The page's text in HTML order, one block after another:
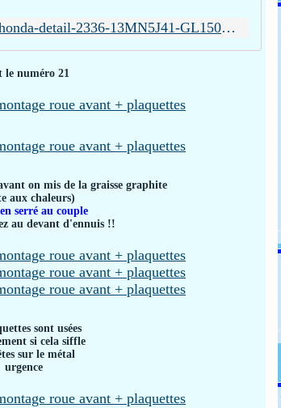
https://www.bike-parts.fr/pieces-honda-detail-2336-13MN5J41-GL1500L-1990-F__1100-GL1500+GOLDWING.html
le numéro 21
on mis de la graisse graphite
aux chaleurs)
serré au couple
au devant d'ennuis !!
sont usées
si cela siffle
sur le métal
urgence